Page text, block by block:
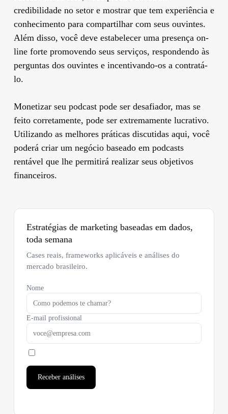
credibilidade no setor e mostrar que tem experiência e
conhecimento para compartilhar com seus ouvintes.
Além disso, você deve estabelecer uma presença on-
line forte promovendo seus serviços, respondendo às
perguntas dos ouvintes e incentivando-os a contratá-
lo.
Monetizar seu podcast pode ser desafiador, mas se
feito corretamente, pode ser extremamente lucrativo.
Utilizando as melhores práticas discutidas aqui, você
poderá criar um negócio baseado em podcasts
rentável que lhe permitirá realizar seus objetivos
financeiros.
Estratégias de marketing baseadas em dados,
toda semana
Cases reais, frameworks aplicáveis e análises do
mercado brasileiro.
Nome
E-mail profissional
Receber análises